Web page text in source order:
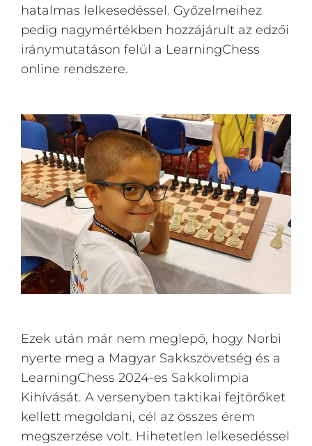
hatalmas lelkesedéssel. Győzelmeihez
pedig nagymértékben hozzájárult az edzői
iránymutatáson felül a LearningChess
online rendszere.
Ezek után már nem meglepő, hogy Norbi
nyerte meg a Magyar Sakkszövetség és a
LearningChess 2024-es Sakkolimpia
Kihívását. A versenyben taktikai fejtörőket
kellett megoldani, cél az összes érem
megszerzése volt. Hihetetlen lelkesedéssel